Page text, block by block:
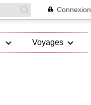
Connexion
Voyages